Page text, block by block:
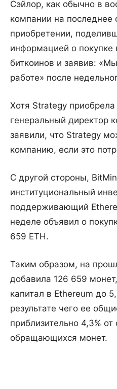
Сэйлор, как обычно в
компании на последнее
приобретении,
информацией о покупке
биткоинов и заявив:
работе» после
Хотя Strategy
генеральный директор
заявили, что Strategy
компанию, если это
С другой стороны,
институциональный
поддерживающий
неделе объявил о
659 ETH.
Таким образом, на
добавила 126 659
капитал в Ethereum до
результате чего ее
приблизительно 4,3%
обращающихся монет.